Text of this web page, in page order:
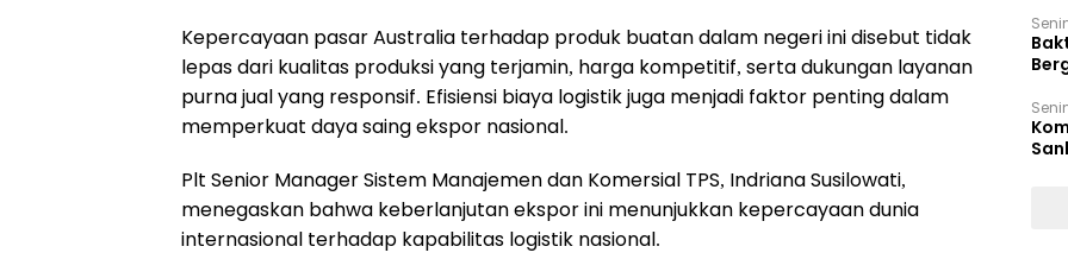
Kepercayaan pasar Australia terhadap produk buatan dalam negeri ini disebut tidak
lepas dari kualitas produksi yang terjamin, harga kompetitif, serta dukungan layanan
purna jual yang responsif. Efisiensi biaya logistik juga menjadi faktor penting dalam
memperkuat daya saing ekspor nasional.
Plt Senior Manager Sistem Manajemen dan Komersial TPS, Indriana Susilowati,
menegaskan bahwa keberlanjutan ekspor ini menunjukkan kepercayaan dunia
internasional terhadap kapabilitas logistik nasional.